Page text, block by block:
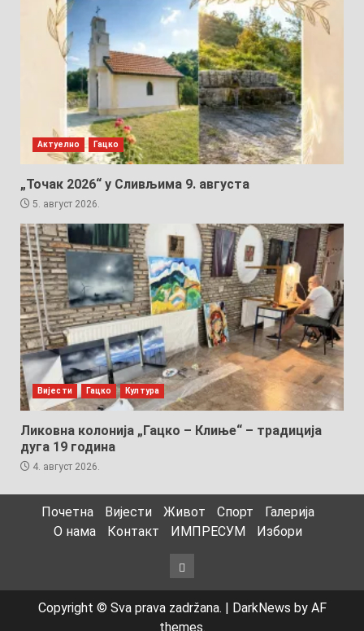
Актуелно Гацко
„Точак 2026“ у Сливљима 9. августа
5. август 2026.
Вијести Гацко Култура
Ликовна колонија „Гацко – Клиње“ – традиција
дуга 19 година
4. август 2026.
Почетна Вијести Живот Спорт
Галерија
О нама
Контакт ИМПРЕСУМ Избори
Избори
Copyright © Sva prava zadržana. | DarkNews by AF
themes.